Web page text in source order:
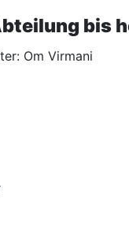
bis
Om Virmani